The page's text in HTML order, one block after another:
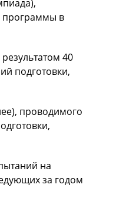
программы в
40
подготовки,
проводимого
на
за годом